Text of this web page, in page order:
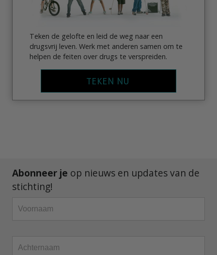
Teken de gelofte en leid de weg naar een
drugsvrij leven. Werk met anderen samen om te
helpen de feiten over drugs te verspreiden.
TEKEN NU
Abonneer je op nieuws en updates van de
stichting!